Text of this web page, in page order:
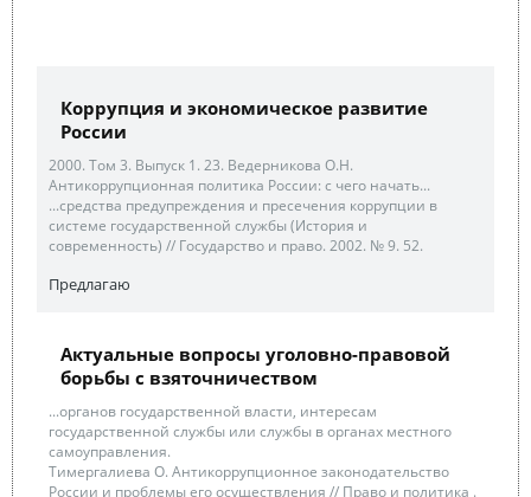
Коррупция и экономическое развитие
России
2000. Том 3. Выпуск 1. 23. Ведерникова О.Н.
Антикоррупционная политика России: с чего начать...
...средства предупреждения и пресечения коррупции в
системе государственной службы (История и
современность) // Государство и право. 2002. № 9. 52.
Предлагаю
Актуальные вопросы уголовно-правовой
борьбы с взяточничеством
...органов государственной власти, интересам
государственной службы или службы в органах местного
самоуправления.
Тимергалиева О. Антикоррупционное законодательство
России и проблемы его осуществления // Право и политика .